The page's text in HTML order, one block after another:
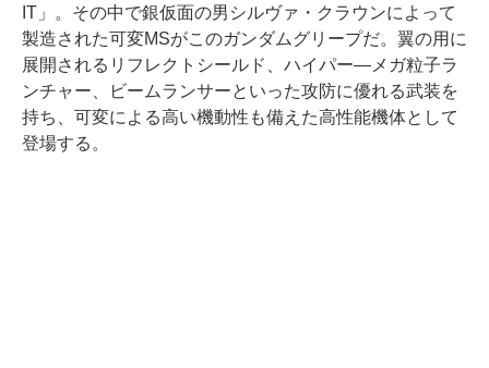
IT」。その中で銀仮面の男シルヴァ・クラウンによって
製造された可変MSがこのガンダムグリープだ。翼の用に
展開されるリフレクトシールド、ハイパー―メガ粒子ラ
ンチャー、ビームランサーといった攻防に優れる武装を
持ち、可変による高い機動性も備えた高性能機体として
登場する。